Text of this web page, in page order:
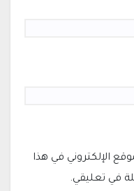
الإلكتروني في هذا
في تعليقي.